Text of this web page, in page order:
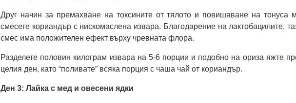
Друг начин за премахване на токсините от тялото и повишаване на тонуса
смесете кориандър с нискомаслена извара. Благодарение на лактобацилите,
смес има положителен ефект върху чревната флора.
Разделете половин килограм извара на 5-6 порции и подобно на ориза яжте
целия ден, като “поливате” всяка порция с чаша чай от кориандър.
Ден 3: Лайка с мед и овесени ядки